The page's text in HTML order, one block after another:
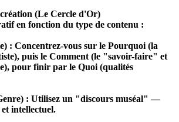
(Le Cercle d'Or)
en fonction du type de contenu :
: Concentrez-vous sur le Pourquoi (la
puis le Comment (le "savoir-faire" et
pour finir par le Quoi (qualités
: Utilisez un "discours muséal" —
intellectuel.